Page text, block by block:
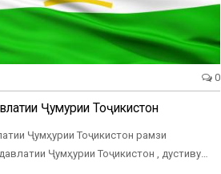
0
Ҷумҳурии Тоҷикистон
Ҷумҳурии Тоҷикистон рамзи
Ҷумҳурии Тоҷикистон , дустиву…